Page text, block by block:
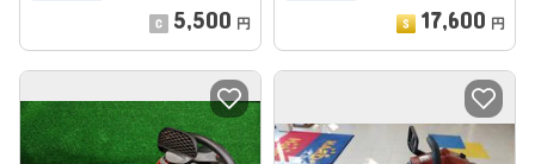
5,500 円 17,600 円